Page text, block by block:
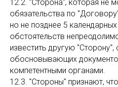
12.2. "Сторона", которая не
обязательства по
но не позднее 5
обстоятельств
известить другую
обосновывающих
компетентными органами.
12.3. "Стороны" признают,